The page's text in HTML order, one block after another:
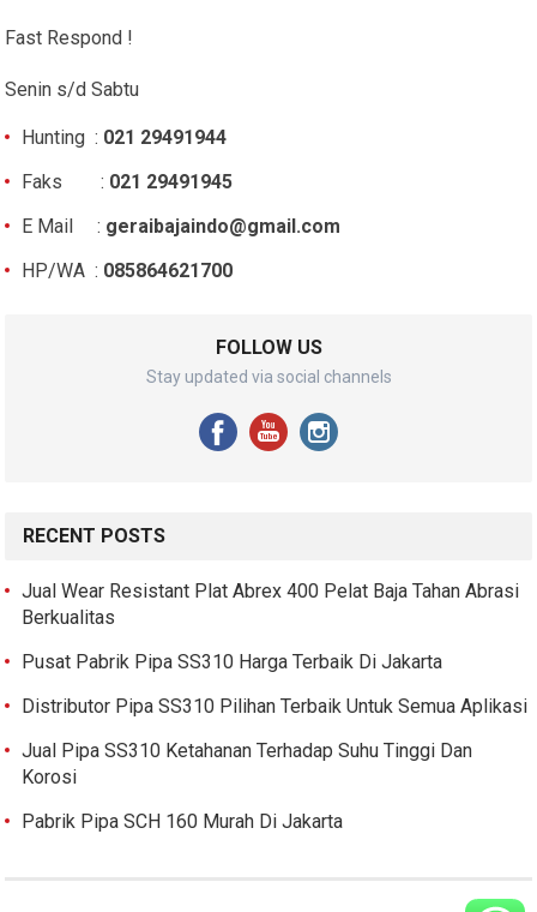
Fast Respond !
Senin s/d Sabtu
Hunting : 021 29491944
Faks : 021 29491945
E Mail : geraibajaindo@gmail.com
HP/WA : 085864621700
FOLLOW US
Stay updated via social channels
RECENT POSTS
Jual Wear Resistant Plat Abrex 400 Pelat Baja Tahan Abrasi
Berkualitas
Pusat Pabrik Pipa SS310 Harga Terbaik Di Jakarta
Distributor Pipa SS310 Pilihan Terbaik Untuk Semua Aplikasi
Jual Pipa SS310 Ketahanan Terhadap Suhu Tinggi Dan
Korosi
Pabrik Pipa SCH 160 Murah Di Jakarta